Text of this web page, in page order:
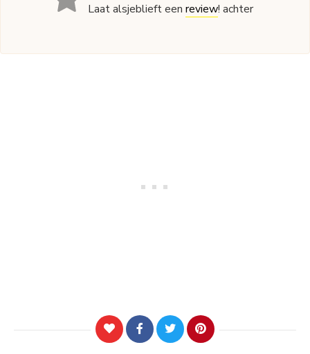
Laat alsjeblieft eenreview! achter